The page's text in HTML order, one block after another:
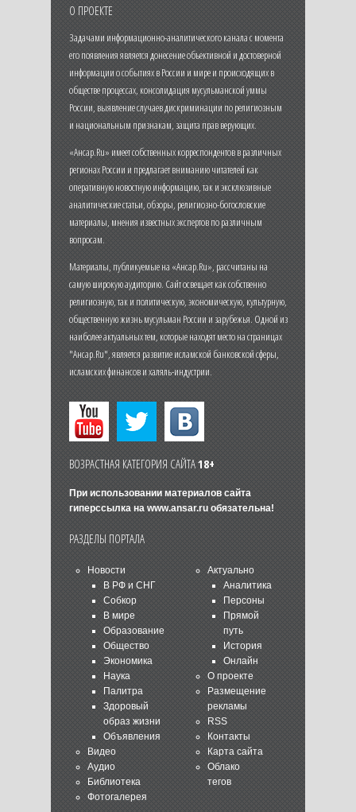
О ПРОЕКТЕ
Задачами информационно-аналитического канала с момента
его появления является донесение объективной и достоверной
информации о событиях в России и мире и происходящих в
обществе процессах, консолидация мусульманской уммы
России, выявление случаев дискриминации по религиозным
и национальным признакам, защита прав верующих.
«Ансар.Ru» имеет собственных корреспондентов в различных
регионах России и предлагает вниманию читателей как
оперативную новостную информацию, так и эксклюзивные
аналитические статьи, обзоры, религиозно-богословские
материалы, мнения известных экспертов по различным
вопросам.
Материалы, публикуемые на «Ансар.Ru», рассчитаны на
самую широкую аудиторию. Сайт освещает как собственно
религиозную, так и политическую, экономическую, культурную,
общественную жизнь мусульман России и зарубежья. Одной из
наиболее актуальных тем, которые находят место на страницах
"Ансар.Ru", является развитие исламской банковской сферы,
исламских финансов и халяль-индустрии.
ВОЗРАСТНАЯ КАТЕГОРИЯ САЙТА18+
При использовании материалов сайта
гиперссылка на www.ansar.ruобязательна!
РАЗДЕЛЫ ПОРТАЛА
Новости
В РФ и СНГ
Собкор
В мире
Образование
Общество
Экономика
Наука
Палитра
Здоровый
образ жизни
Объявления
Видео
Аудио
Библиотека
Фотогалерея
Актуально
Аналитика
Персоны
Прямой
путь
История
Онлайн
О проекте
Размещение
рекламы
RSS
Контакты
Карта сайта
Облако
тегов